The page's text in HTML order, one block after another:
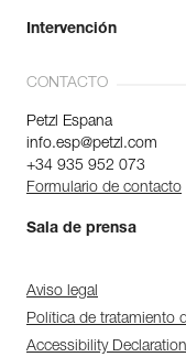
Intervención
CONTACTO
Petzl Espana
info.esp@petzl.com
+34 935 952 073
Formulario de contacto
Sala de prensa
Aviso legal
Política de tratamiento
Accessibility Declaration